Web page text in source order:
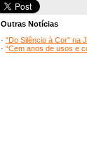
Outras Notícias
· “Do Silêncio à Cor” na
· “Cem anos de usos e